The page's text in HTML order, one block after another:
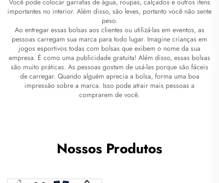
importantes no interior. Além disso, são leves, portanto você não sente
peso.
Ao entregar essas bolsas aos clientes ou utilizá-las em eventos, as
pessoas carregam sua marca para todo lugar. Imagine crianças em
jogos esportivos todas com bolsas que exibem o nome da sua
empresa. É como uma publicidade gratuita! Além disso, essas bolsas
são muito práticas. As pessoas gostam de usá-las porque são fáceis
de carregar. Quando alguém aprecia a bolsa, forma uma boa
impressão sobre a marca. Isso pode atrair mais pessoas a
comprarem de você.
Nossos Produtos